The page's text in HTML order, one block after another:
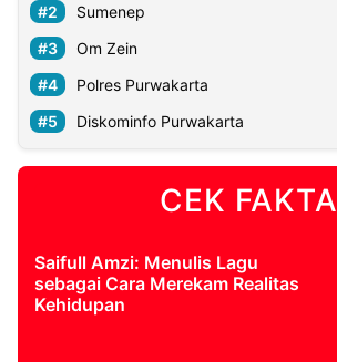
Sumenep
Om Zein
Polres Purwakarta
Diskominfo Purwakarta
CEK FAKTA
Saifull Amzi: Menulis Lagu
sebagai Cara Merekam Realitas
Kehidupan